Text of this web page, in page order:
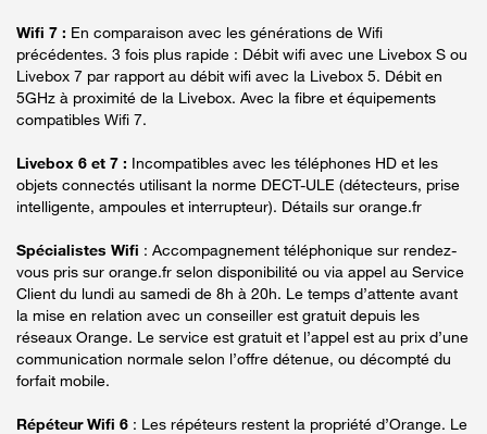
Wifi 7 : En comparaison avec les générations de Wifi
précédentes. 3 fois plus rapide : Débit wifi avec une Livebox S ou
Livebox 7 par rapport au débit wifi avec la Livebox 5. Débit en
5GHz à proximité de la Livebox. Avec la fibre et équipements
compatibles Wifi 7.
Livebox 6 et 7 : Incompatibles avec les téléphones HD et les
objets connectés utilisant la norme DECT-ULE (détecteurs, prise
intelligente, ampoules et interrupteur). Détails sur orange.fr
Spécialistes Wifi : Accompagnement téléphonique sur rendez-
vous pris sur orange.fr selon disponibilité ou via appel au Service
Client du lundi au samedi de 8h à 20h. Le temps d’attente avant
la mise en relation avec un conseiller est gratuit depuis les
réseaux Orange. Le service est gratuit et l’appel est au prix d’une
communication normale selon l’offre détenue, ou décompté du
forfait mobile.
Répéteur Wifi 6 : Les répéteurs restent la propriété d’Orange. Le